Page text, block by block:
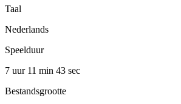
Taal
Nederlands
Speelduur
7 uur 11 min 43 sec
Bestandsgrootte